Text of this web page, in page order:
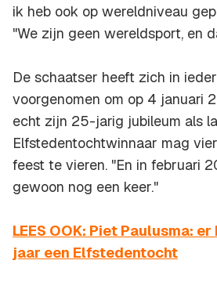
ik heb ook op wereldniveau
"We zijn geen wereldsport, en
De schaatser heeft zich in
voorgenomen om op 4 januari
echt zijn 25-jarig jubileum als
Elfstedentochtwinnaar mag
feest te vieren. "En in februari
gewoon nog een keer."
LEES OOK: Piet Paulusma:
jaar een Elfstedentocht